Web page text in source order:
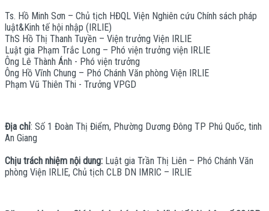
Ts. Hồ Minh Sơn – Chủ tịch HĐQL Viện Nghiên cứu Chính sách pháp
luật&Kinh tế hội nhập (IRLIE)
ThS Hồ Thị Thanh Tuyền – Viện trưởng Viện IRLIE
Luật gia Phạm Trắc Long – Phó viện trưởng viện IRLIE
Ông Lê Thành Ánh - Phó viện trưởng
Ông Hồ Vĩnh Chung – Phó Chánh Văn phòng Viện IRLIE
Phạm Vũ Thiên Thi - Trưởng VPGD
Địa chỉ: Số 1 Đoàn Thị Điểm, Phường Dương Đông TP Phú Quốc, tinh
An Giang
Chịu trách nhiệm nội dung: Luật gia Trần Thị Liên – Phó Chánh Văn
phòng Viện IRLIE, Chủ tịch CLB DN IMRIC – IRLIE